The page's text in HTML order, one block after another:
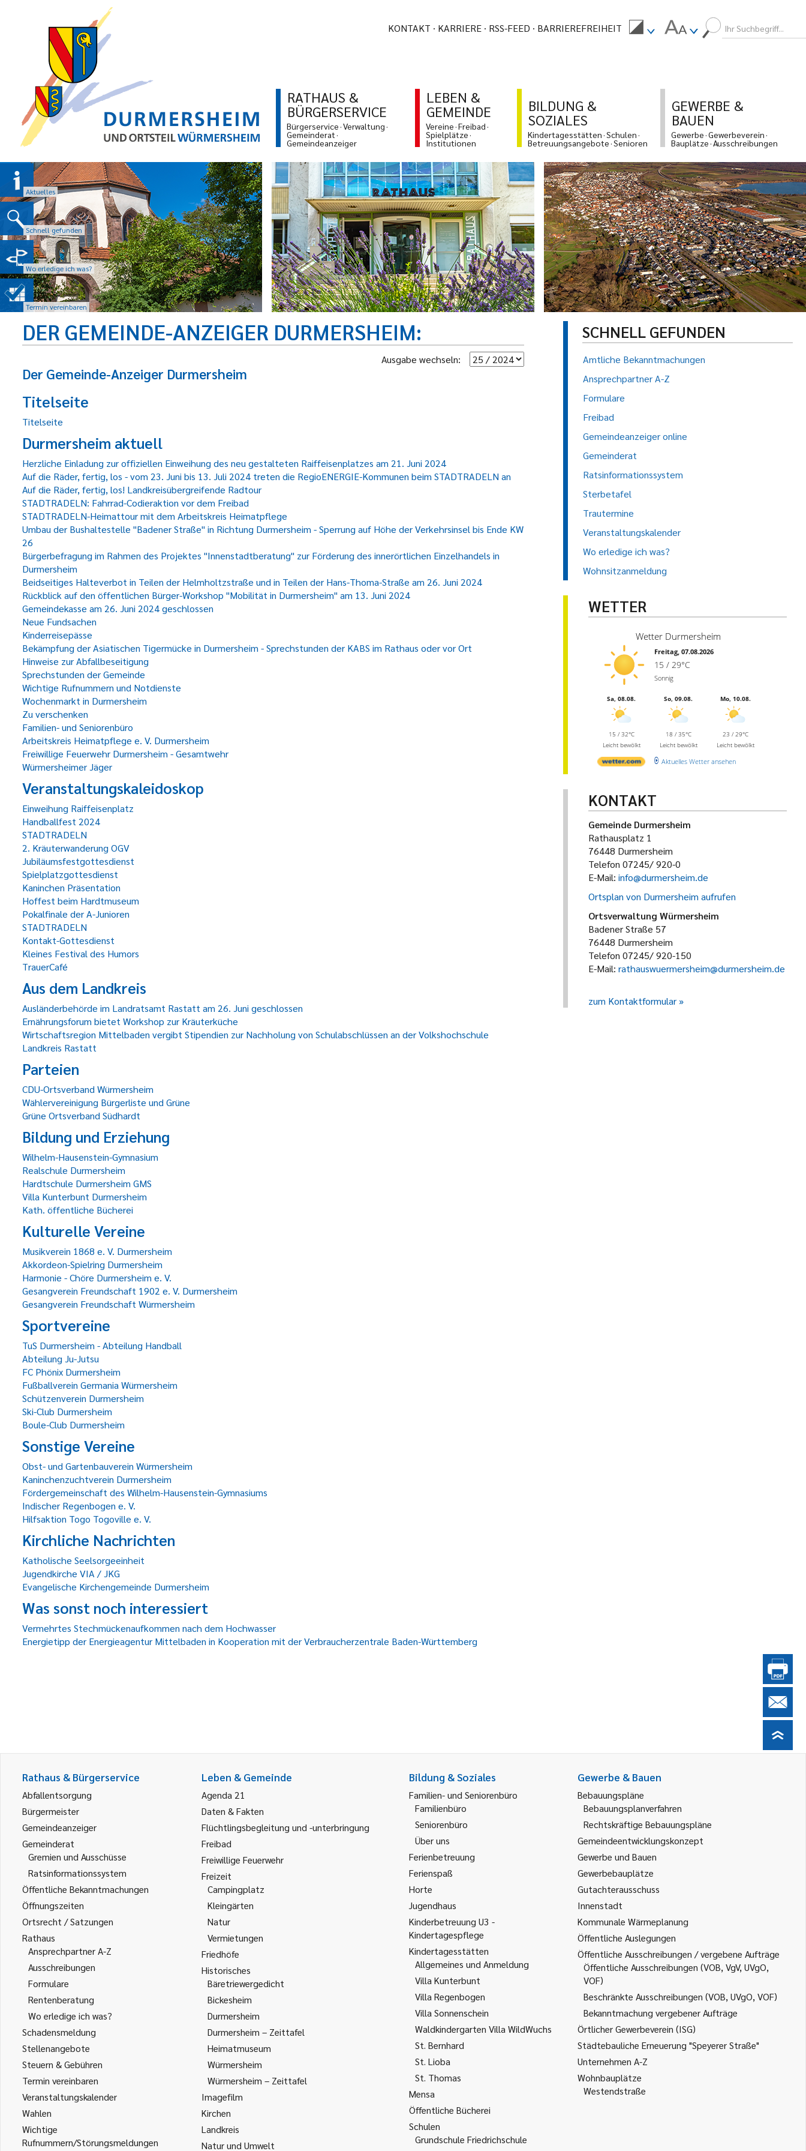
KONTAKT KARRIERE RSS-FEED BARRIEREFREIHEIT
RATHAUS &
BÜRGERSERVICE
Bürgerservice Verwaltung
Gemeinderat
Gemeindeanzeiger
LEBEN &
GEMEINDE
Vereine Freibad
Spielplätze
Institutionen
BILDUNG &
SOZIALES
Kindertagesstätten Schulen
Betreuungsangebote Senioren
GEWERBE &
BAUEN
Gewerbe Gewerbeverein
Bauplätze Ausschreibungen
Aktuelles
Schnell gefunden
Wo erledige ich was?
Termin vereinbaren
DER GEMEINDE-ANZEIGER DURMERSHEIM
Ausgabe wechseln:
Der Gemeinde-Anzeiger Durmersheim
Titelseite
Titelseite
Durmersheim aktuell
Herzliche Einladung zur offiziellen Einweihung des neu gestalteten Raiffeisenplatzes am 21. Juni 2024
Auf die Räder, fertig, los - vom 23. Juni bis 13. Juli 2024 treten die RegioENERGIE-Kommunen beim STADTRADELN an
Auf die Räder, fertig, los! Landkreisübergreifende Radtour
STADTRADELN: Fahrrad-Codieraktion vor dem Freibad
STADTRADELN-Heimattour mit dem Arbeitskreis Heimatpflege
Umbau der Bushaltestelle "Badener Straße" in Richtung Durmersheim - Sperrung auf Höhe der Verkehrsinsel bis Ende KW
26
Bürgerbefragung im Rahmen des Projektes "Innenstadtberatung" zur Förderung des innerörtlichen Einzelhandels in
Durmersheim
Beidseitiges Halteverbot in Teilen der Helmholtzstraße und in Teilen der Hans-Thoma-Straße am 26. Juni 2024
Rückblick auf den öffentlichen Bürger-Workshop "Mobilität in Durmersheim" am 13. Juni 2024
Gemeindekasse am 26. Juni 2024 geschlossen
Neue Fundsachen
Kinderreisepässe
Bekämpfung der Asiatischen Tigermücke in Durmersheim - Sprechstunden der KABS im Rathaus oder vor Ort
Hinweise zur Abfallbeseitigung
Sprechstunden der Gemeinde
Wichtige Rufnummern und Notdienste
Wochenmarkt in Durmersheim
Zu verschenken
Familien- und Seniorenbüro
Arbeitskreis Heimatpflege e. V. Durmersheim
Freiwillige Feuerwehr Durmersheim - Gesamtwehr
Würmersheimer Jäger
Veranstaltungskaleidoskop
Einweihung Raiffeisenplatz
Handballfest 2024
STADTRADELN
2. Kräuterwanderung OGV
Jubiläumsfestgottesdienst
Spielplatzgottesdienst
Kaninchen Präsentation
Hoffest beim Hardtmuseum
Pokalfinale der A-Junioren
STADTRADELN
Kontakt-Gottesdienst
Kleines Festival des Humors
TrauerCafé
Aus dem Landkreis
Ausländerbehörde im Landratsamt Rastatt am 26. Juni geschlossen
Ernährungsforum bietet Workshop zur Kräuterküche
Wirtschaftsregion Mittelbaden vergibt Stipendien zur Nachholung von Schulabschlüssen an der Volkshochschule
Landkreis Rastatt
Parteien
CDU-Ortsverband Würmersheim
Wählervereinigung Bürgerliste und Grüne
Grüne Ortsverband Südhardt
Bildung und Erziehung
Wilhelm-Hausenstein-Gymnasium
Realschule Durmersheim
Hardtschule Durmersheim GMS
Villa Kunterbunt Durmersheim
Kath. öffentliche Bücherei
Kulturelle Vereine
Musikverein 1868 e. V. Durmersheim
Akkordeon-Spielring Durmersheim
Harmonie - Chöre Durmersheim e. V.
Gesangverein Freundschaft 1902 e. V. Durmersheim
Gesangverein Freundschaft Würmersheim
Sportvereine
TuS Durmersheim - Abteilung Handball
Abteilung Ju-Jutsu
FC Phönix Durmersheim
Fußballverein Germania Würmersheim
Schützenverein Durmersheim
Ski-Club Durmersheim
Boule-Club Durmersheim
Sonstige Vereine
Obst- und Gartenbauverein Würmersheim
Kaninchenzuchtverein Durmersheim
Fördergemeinschaft des Wilhelm-Hausenstein-Gymnasiums
Indischer Regenbogen e. V.
Hilfsaktion Togo Togoville e. V.
Kirchliche Nachrichten
Katholische Seelsorgeeinheit
Jugendkirche VIA / JKG
Evangelische Kirchengemeinde Durmersheim
Was sonst noch interessiert
Vermehrtes Stechmückenaufkommen nach dem Hochwasser
Energietipp der Energieagentur Mittelbaden in Kooperation mit der Verbraucherzentrale Baden-Württemberg
SCHNELL GEFUNDEN
Amtliche Bekanntmachungen
Ansprechpartner A-Z
Formulare
Freibad
Gemeindeanzeiger online
Gemeinderat
Ratsinformationssystem
Sterbetafel
Trautermine
Veranstaltungskalender
Wo erledige ich was?
Wohnsitzanmeldung
WETTER
Wetter Durmersheim
Freitag, 07.08.2026
15 / 29°C
Sonnig
Sa, 08.08.
15 / 32°C
Leicht bewölkt
So, 09.08.
18 / 35°C
Leicht bewölkt
Mo, 10.08.
23 / 29°C
Leicht bewölkt
Aktuelles Wetter ansehen
KONTAKT
Gemeinde Durmersheim
Rathausplatz 1
76448 Durmersheim
Telefon 07245/ 920-0
E-Mail: info@durmersheim.de
Ortsplan von Durmersheim aufrufen
Ortsverwaltung Würmersheim
Badener Straße 57
76448 Durmersheim
Telefon 07245/ 920-150
E-Mail: rathauswuermersheim@durmersheim.de
zum Kontaktformular
Rathaus & Bürgerservice
Abfallentsorgung
Bürgermeister
Gemeindeanzeiger
Gemeinderat
Gremien und Ausschüsse
Ratsinformationssystem
Öffentliche Bekanntmachungen
Öffnungszeiten
Ortsrecht / Satzungen
Rathaus
Ansprechpartner A-Z
Ausschreibungen
Formulare
Rentenberatung
Wo erledige ich was?
Schadensmeldung
Stellenangebote
Steuern & Gebühren
Termin vereinbaren
Veranstaltungskalender
Wahlen
Wichtige
Rufnummern/Störungsmeldungen
Leben & Gemeinde
Agenda 21
Daten & Fakten
Flüchtlingsbegleitung und -unterbringung
Freibad
Freiwillige Feuerwehr
Freizeit
Campingplatz
Kleingärten
Natur
Vermietungen
Friedhöfe
Historisches
Bäretriewergedicht
Bickesheim
Durmersheim
Durmersheim – Zeittafel
Heimatmuseum
Würmersheim
Würmersheim – Zeittafel
Imagefilm
Kirchen
Landkreis
Natur und Umwelt
Bildung & Soziales
Familien- und Seniorenbüro
Familienbüro
Seniorenbüro
Über uns
Ferienbetreuung
Ferienspaß
Horte
Jugendhaus
Kinderbetreuung U3 -
Kindertagespflege
Kindertagesstätten
Allgemeines und Anmeldung
Villa Kunterbunt
Villa Regenbogen
Villa Sonnenschein
Waldkindergarten Villa WildWuchs
St. Bernhard
St. Lioba
St. Thomas
Mensa
Öffentliche Bücherei
Schulen
Grundschule Friedrichschule
Gewerbe & Bauen
Bebauungspläne
Bebauungsplanverfahren
Rechtskräftige Bebauungspläne
Gemeindeentwicklungskonzept
Gewerbe und Bauen
Gewerbebauplätze
Gutachterausschuss
Innenstadt
Kommunale Wärmeplanung
Öffentliche Auslegungen
Öffentliche Ausschreibungen / vergebene Aufträge
Öffentliche Ausschreibungen (VOB, VgV, UVgO,
VOF)
Beschränkte Ausschreibungen (VOB, UVgO, VOF)
Bekanntmachung vergebener Aufträge
Örtlicher Gewerbeverein (ISG)
Städtebauliche Erneuerung "Speyerer Straße"
Unternehmen A-Z
Wohnbauplätze
Westendstraße